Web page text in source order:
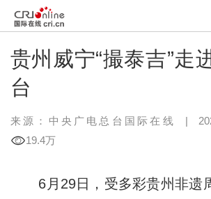
贵州威宁“撮泰吉”走
台
来源：中央广电总台国际在线 |
19.4万
6月29日，受多彩贵州非遗